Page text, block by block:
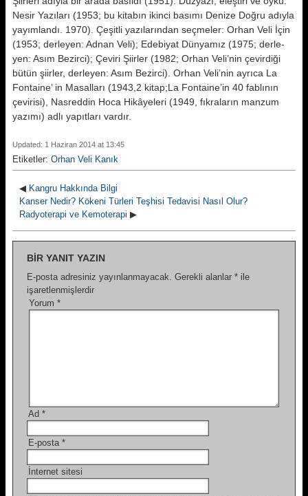
Nesir Yazıları (1953; bu kitabın ikinci basımı De­nize Doğru adıyla
yayımlandı. 1970). Çeşitli yazılarından seçmeler: Orhan Veli İçin
(1953; derleyen: Adnan Ve­li); Edebiyat Dünyamız (1975; derle­
yen: Asım Bezirci); Çeviri Şiirler (1982; Orhan Veli’nin çevirdiği
bütün şiirler, derleyen: Asım Bezirci). Orhan Veli’nin ayrıca La
Fontaine’ in Masalları (1943,2 kitap;La Fontaine’in 40 fablının
çevirisi), Nasreddin Hoca Hikâyeleri (1949, fıkraların manzum
yazımı) adlı yapıtları var­dır.
Updated: 1 Haziran 2014 at 13:45
Etiketler: Orhan Veli Kanık
◀ Kangru Hakkında Bilgi
Kanser Nedir? Kökeni Türleri Teşhisi Tedavisi Nasıl Olur?
Radyoterapi ve Kemoterapi ▶
BIR YANIT YAZIN
E-posta adresiniz yayınlanmayacak. Gerekli alanlar * ile
işaretlenmişlerdir
Yorum *
Ad *
E-posta *
İnternet sitesi